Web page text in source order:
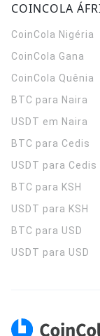
COINCOLA
CoinCola Nigéria
CoinCola Gana
CoinCola Quênia
BTC para Naira
USDT em Naira
BTC para Cedis
USDT para Cedis
BTC para KSH
USDT para KSH
BTC para USD
USDT para USD